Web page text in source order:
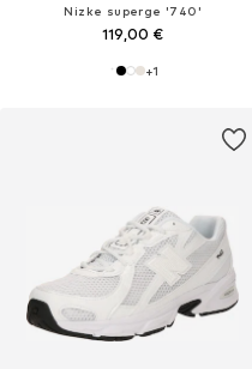
Nizke superge '740'
119,00 €
+1